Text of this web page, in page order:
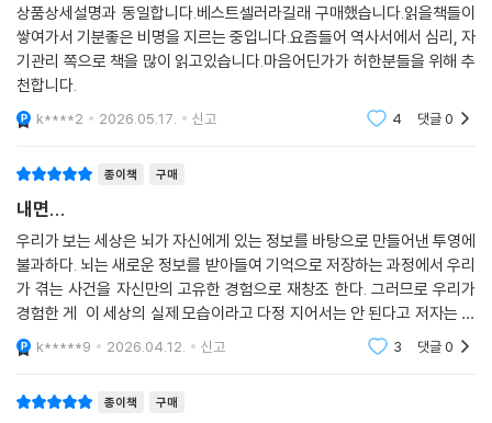
저자 짐 머피는 촉망받는 메이저리그 야구선수로 커리어를 시작했으나, 성
과에 대한 두려움과 압박을 이겨내지 못해 일찍 선수 생활을 내려놓았다.
이후 코칭과학을 연구하며 지도자의 길로 들어선 그는, 수많은 선수들이
자신과 같은 내면의 불안에 가로막혀 잠재력을 발휘하지 못하는 현실을 마
주한다. 왜 어떤 이는 한계를 돌파하고, 어떤 이는 같은 자리에서 무너지는
을 만나고, 세계 정상급 선수와 감독들을 인터뷰하며 ‘성과를 가르는 결정
적 요인’을 추적했다. 그 끝에서 도달한 결론은 단순했다. 차이를 만드는 것
은 기술도, 환경도 아닌 ‘내면의 힘’이라는 사실이다.
우리가 마주하는 모든 결과는 결국 내면에서 시작된다. 같은 상황에서도
누군가는 흔들리고, 누군가는 집중한다. 실패 앞에서 무너지는 사람이 있
는가 하면, 그 경험을 발판 삼아 더 크게 도약하는 사람도 있다. 이 차이는
된다.
상품상세설명과 동일합니다.베스트셀러라길래 구매했습니다.읽을책들이
쌓여가서 기분좋은 비명을 지르는 중입니다.요즘들어 역사서에서 심리, 자
기관리 쪽으로 책을 많이 읽고있습니다.마음어딘가가 허한분들을 위해 추
천합니다.
k****2 2026.05.17. 신고 4 댓글0
종이책 구매
내면...
우리가 보는 세상은 뇌가 자신에게 있는 정보를 바탕으로 만들어낸 투영에
불과하다. 뇌는 새로운 정보를 받아들여 기억으로 저장하는 과정에서 우리
가 겪는 사건을 자신만의 고유한 경험으로 재창조 한다. 그러므로 우리가
경험한 게 이 세상의 실제 모습이라고 다정 지어서는 안 된다고 저자는 설
명해주고 있습니다.
k*****9 2026.04.12. 신고 3 댓글0
종이책 구매